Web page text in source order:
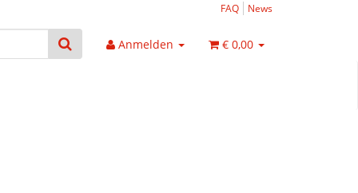
FAQ News
Anmelden € 0,00